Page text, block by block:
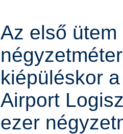
Az első ütem
kiépüléskor
Airport
ezer